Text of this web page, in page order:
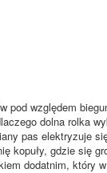
pod względem
dolna rolka
pas elektryzuje
gdzie się
dodatnim, który